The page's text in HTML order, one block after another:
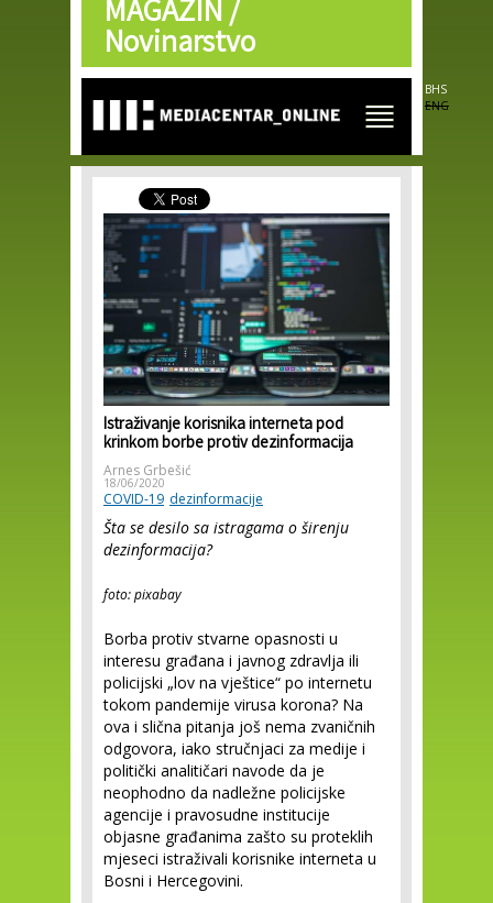
Skip to
main
content
MAGAZIN /
Novinarstvo
BHS
ENG
Istraživanje korisnika interneta pod
krinkom borbe protiv dezinformacija
Arnes Grbešić
18/06/2020
COVID-19 dezinformacije
Šta se desilo sa istragama o širenju
dezinformacija?
foto: pixabay
Borba protiv stvarne opasnosti u
interesu građana i javnog zdravlja ili
policijski „lov na vještice“ po internetu
tokom pandemije virusa korona? Na
ova i slična pitanja još nema zvaničnih
odgovora, iako stručnjaci za medije i
politički analitičari navode da je
neophodno da nadležne policijske
agencije i pravosudne institucije
objasne građanima zašto su proteklih
mjeseci istraživali korisnike interneta u
Bosni i Hercegovini.